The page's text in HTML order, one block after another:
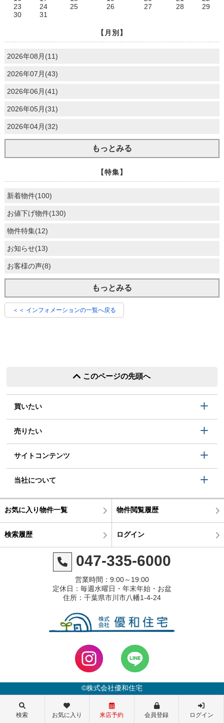
23
24 25 26 27 28
29
30
31
【月別】
2026年08月(11)
2026年07月(43)
2026年06月(41)
2026年05月(31)
2026年04月(32)
もっとみる
【特集】
新着物件(100)
お値下げ物件(130)
物件特集(12)
お知らせ(13)
お客様の声(8)
もっとみる
＜＜ インフォメーションの一覧へ戻る
このページの先頭へ
買いたい
売りたい
サイトコンテンツ
当社について
お気に入り物件一覧 物件閲覧履歴
検索履歴 ログイン
047-335-6000
営業時間：9:00～19:00
定休日：毎週水曜日・年末年始・お盆
住所：千葉県市川市八幡1-4-24
©株式会社優和住宅
検索 お気に入り 来店予約 会員登録 ログイン